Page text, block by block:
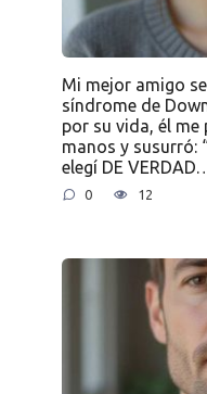
Mi mejor amigo
síndrome de
por su vida, él
manos y susurró:
elegí DE
0 12